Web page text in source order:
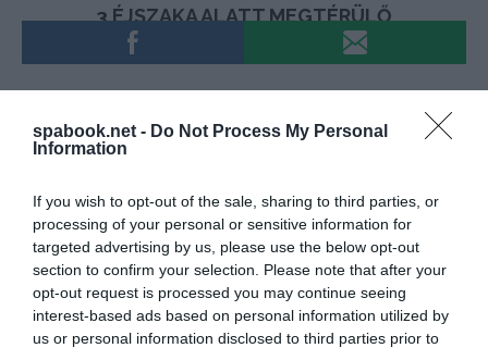
spabook.net - Do Not Process My Personal
Information
If you wish to opt-out of the sale, sharing to third parties, or
processing of your personal or sensitive information for
targeted advertising by us, please use the below opt-out
section to confirm your selection. Please note that after your
opt-out request is processed you may continue seeing
interest-based ads based on personal information utilized by
us or personal information disclosed to third parties prior to
mérete nem mond ellent annak, hogy egy piaci szolgáltatást
veszéllyel járna, hogy súlyos szociális nehézséget generálna
vagy működési zavart okozna a piacon ” – áll az ítélet
indoklásában.
Az EUB megalapozatlannak találta a Wizz Air azon
érvét is, hogy indokolatlan lett volna az állami